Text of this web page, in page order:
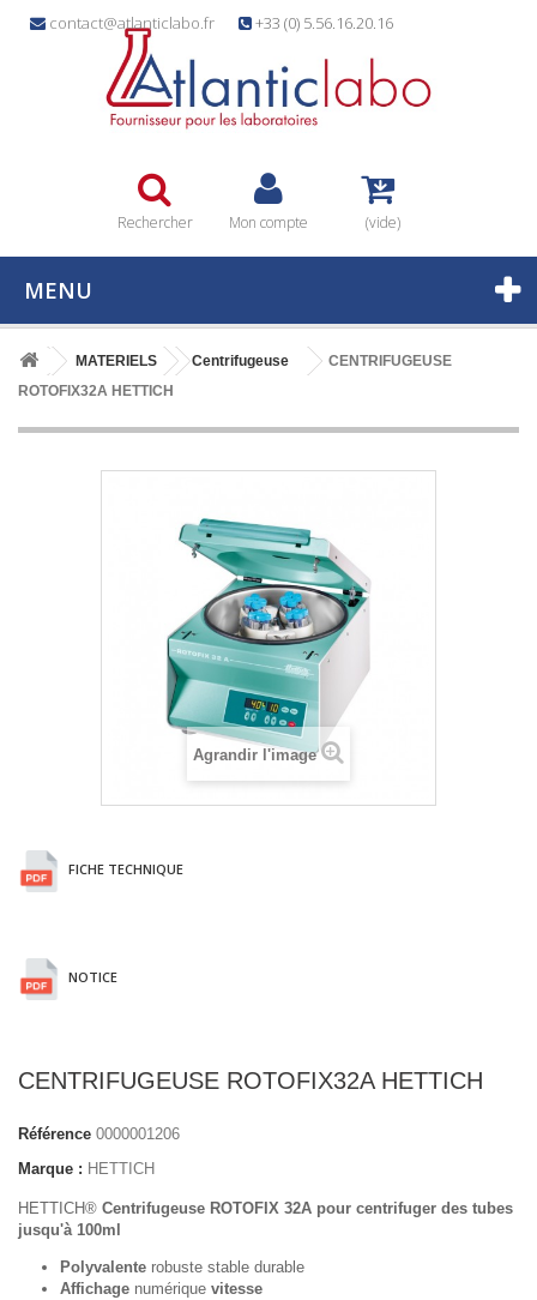
contact@atlanticlabo.fr +33 (0) 5.56.16.20.16
Rechercher Mon compte (vide)
MENU
MATERIELS Centrifugeuse
CENTRIFUGEUSE
ROTOFIX32A HETTICH
Agrandir l'image
FICHE TECHNIQUE
NOTICE
CENTRIFUGEUSE ROTOFIX32A HETTICH
Référence 0000001206
Marque : HETTICH
HETTICH® Centrifugeuse ROTOFIX 32A pour centrifuger des tubes
jusqu'à 100ml
Polyvalente robuste stable durable
Affichage numérique vitesse